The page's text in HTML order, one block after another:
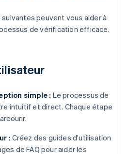
peuvent vous aider à
de vérification efficace.
simple : Le processus de
intuitif et direct. Chaque étape
: Créez des guides d'utilisation
de FAQ pour aider les